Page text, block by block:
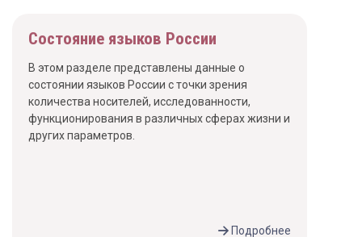
Состояние языков России
В этом разделе представлены данные о
состоянии языков России с точки зрения
количества носителей, исследованности,
функционирования в различных сферах жизни и
других параметров.
Подробнее